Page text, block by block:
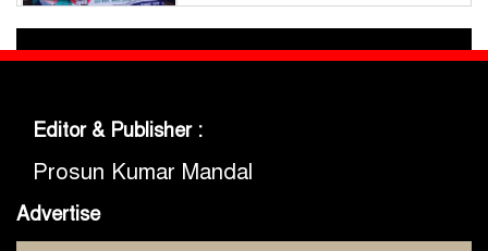
গোবিপ্রবিতে জুলাই গণঅভ্যুত্থান দিবস
উদযাপন
মুকসুদপুরে প্রায় দুই লাখ টাকার
নিষিদ্ধ চায়না দুয়ারী জাল জব্দ, আগুনে
ধ্বংস
মুকসুদপুরে ‘রক্তাক্ত জুলাই’ শীর্ষক
Editor & Publisher :
Prosun Kumar Mandal
Advertise